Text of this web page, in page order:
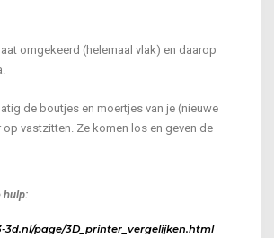
omgekeerd (helemaal vlak) en daarop
de boutjes en moertjes van je (nieuwe
op vastzitten. Ze komen los en geven de
hulp:
3d.nl/page/3D_printer_vergelijken.html